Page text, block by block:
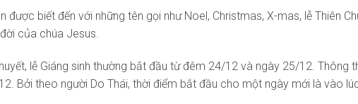
được biết đến với những tên gọi như Noel, Christmas, X-mas, lễ Thiên
của chúa Jesus.
lễ Giáng sinh thường bắt đầu từ đêm 24/12 và ngày 25/12. Thông
Bởi theo người Do Thái, thời điểm bắt đầu cho một ngày mới là vào